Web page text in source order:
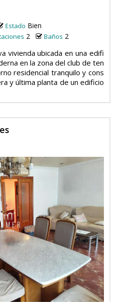
Estado Bien
2 Baños 2
vivienda ubicada en una edifi
en la zona del club de ten
residencial tranquilo y cons
y última planta de un edificio